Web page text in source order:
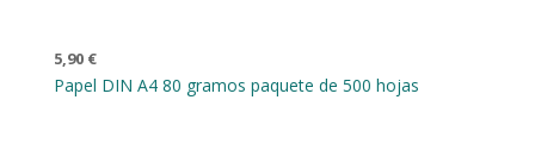
5,90 €
Papel DIN A4 80 gramos paquete de 500 hojas